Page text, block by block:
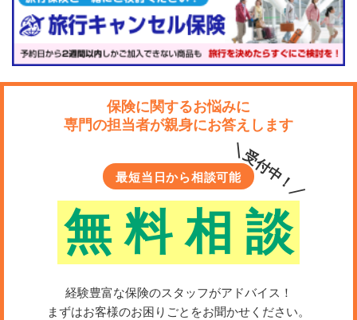
保険に関するお悩みに
専門の担当者が親身にお答えします
最短当日から相談可能
無 料 相 談
＼受付中！／
経験豊富な保険のスタッフがアドバイス！
まずはお客様のお困りごとをお聞かせください。